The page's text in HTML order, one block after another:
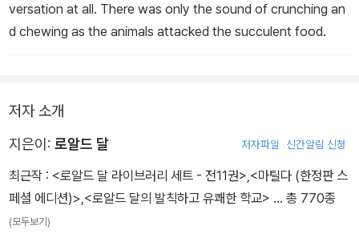
versation at all. There was only the sound of crunching an
d chewing as the animals attacked the succulent food.
저자 소개
지은이: 로알드 달 저자파일 신간알림 신청
최근작 : <로알드 달 라이브러리 세트 - 전11권>,<마틸다 (한정판 스
페셜 에디션)>,<로알드 달의 발칙하고 유쾌한 학교> … 총 770종
(모두보기)